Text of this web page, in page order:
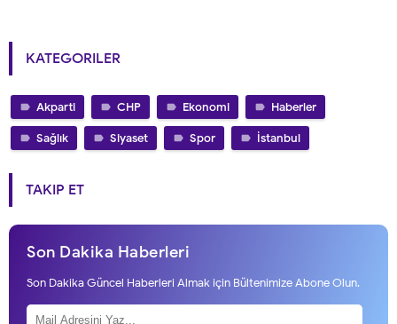
KATEGORILER
Akparti CHP Ekonomi Haberler
Sağlık Siyaset Spor İstanbul
TAKIP ET
Son Dakika Haberleri
Son Dakika Güncel Haberleri Almak için Bültenimize Abone Olun.